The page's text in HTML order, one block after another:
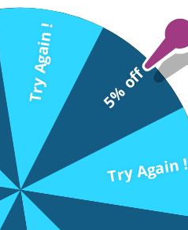
سارة كوليكشن
0
SKU: BP1732-Gold White-0
الوصف
اكسسوار- Access.
4.750 د.ك
إجـعلـهـا هـديــة
5% off
Try Again !
Try Again !